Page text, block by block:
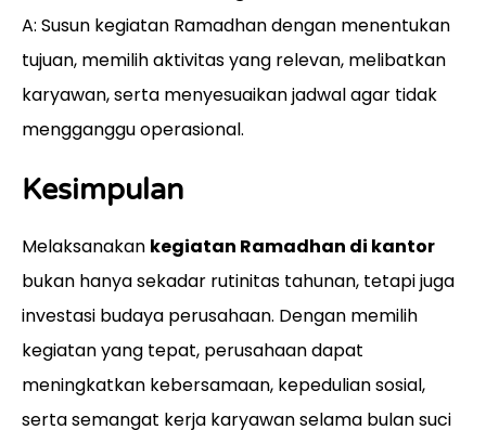
A: Susun kegiatan Ramadhan dengan menentukan
tujuan, memilih aktivitas yang relevan, melibatkan
karyawan, serta menyesuaikan jadwal agar tidak
mengganggu operasional.
Kesimpulan
Melaksanakan kegiatan Ramadhan di kantor
bukan hanya sekadar rutinitas tahunan, tetapi juga
investasi budaya perusahaan. Dengan memilih
kegiatan yang tepat, perusahaan dapat
meningkatkan kebersamaan, kepedulian sosial,
serta semangat kerja karyawan selama bulan suci